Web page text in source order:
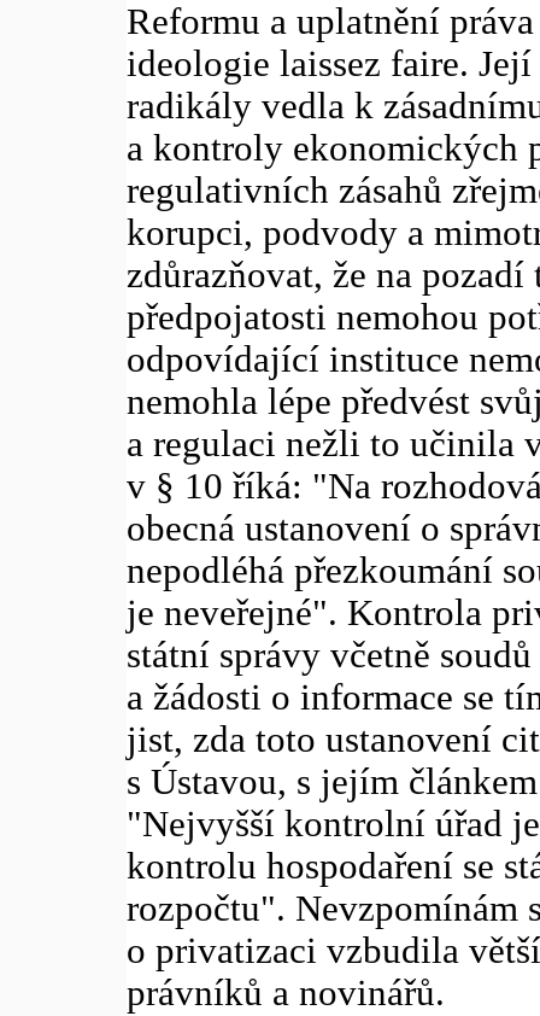
Reformu a uplatnění
ideologie laissez faire.
radikály vedla k
a kontroly ekonomických
regulativních zásahů
korupci, podvody a
zdůrazňovat, že na
předpojatosti nemohou
odpovídající instituce
nemohla lépe předvést
a regulaci nežli to učinila
v § 10 říká: "Na
obecná ustanovení o
nepodléhá přezkoumání
je neveřejné". Kontrola
státní správy včetně
a žádosti o informace se
jist, zda toto ustanovení
s Ústavou, s jejím
"Nejvyšší kontrolní úřad
kontrolu hospodaření se
rozpočtu". Nevzpomínám
o privatizaci vzbudila
právníků a novinářů.